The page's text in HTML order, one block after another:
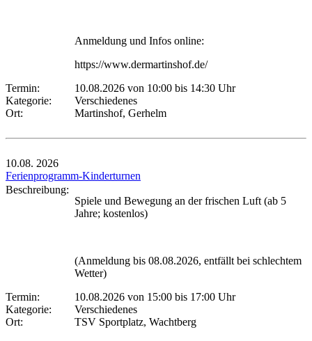
Anmeldung und Infos online:
https://www.dermartinshof.de/
Termin:
10.08.2026 von 10:00 bis 14:30 Uhr
Kategorie:
Verschiedenes
Ort:
Martinshof, Gerhelm
10.08. 2026
Ferienprogramm-Kinderturnen
Beschreibung:
Spiele und Bewegung an der frischen Luft (ab 5
Jahre; kostenlos)
(Anmeldung bis 08.08.2026, entfällt bei schlechtem
Wetter)
Termin:
10.08.2026 von 15:00 bis 17:00 Uhr
Kategorie:
Verschiedenes
Ort:
TSV Sportplatz, Wachtberg